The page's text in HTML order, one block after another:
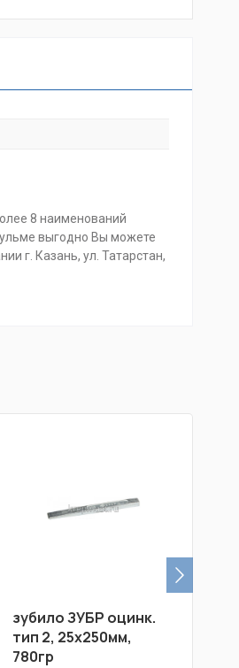
8 наименований
выгодно Вы можете
г. Казань, ул. Татарстан,
зубило ЗУБР оцинк.
тип 2, 25х250мм,
780гр